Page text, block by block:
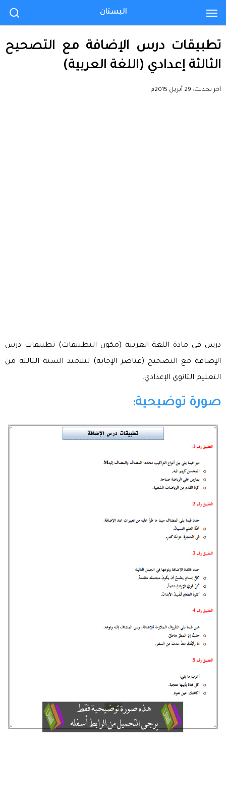
تطبيقات درس الإضافة مع التصحيح
الثالثة إعدادي (اللغة العربية)
آخر تحديث: 29 أبريل 2015م
درس في مادة اللغة العربية (مكون التطبيقات) تطبيقات درس
الإضافة مع التصحيح (عناصر الإجابة) لتلاميذ السنة الثالثة من
التعليم الثانوي الإعدادي.
صورة توضيحية:
البستان